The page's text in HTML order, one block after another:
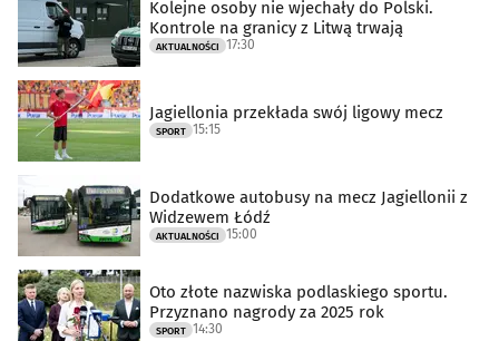
Kolejne osoby nie wjechały do Polski.
Kontrole na granicy z Litwą trwają
AKTUALNOŚCI 17:30
Jagiellonia przekłada swój ligowy mecz
SPORT 15:15
Dodatkowe autobusy na mecz Jagiellonii z
Widzewem Łódź
AKTUALNOŚCI 15:00
Oto złote nazwiska podlaskiego sportu.
Przyznano nagrody za 2025 rok
SPORT 14:30